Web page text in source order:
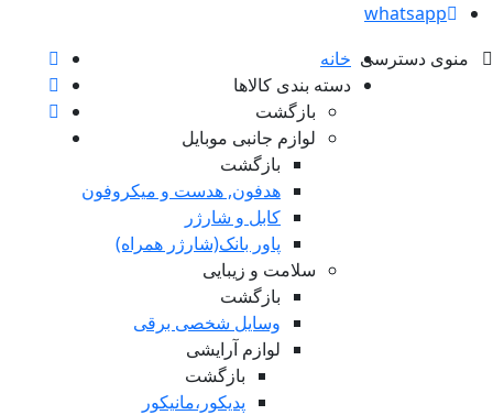
whatsapp
منوی دسترسی خانه
دسته بندی کالاها
بازگشت
لوازم جانبی موبایل
بازگشت
هدفون, هدست و میکروفون
کابل و شارژر
پاور بانک(شارژر همراه)
سلامت و زیبایی
بازگشت
وسایل شخصی برقی
لوازم آرایشی
بازگشت
پدیکور،مانیکور